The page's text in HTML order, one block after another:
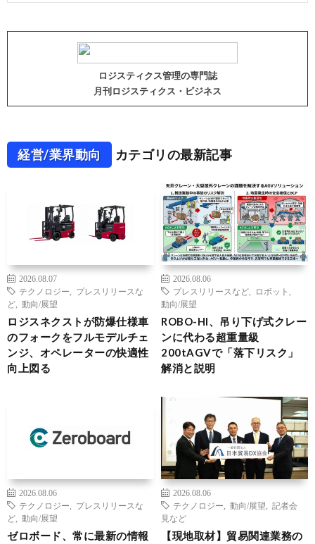
ロジスティクス管理の専門誌
月刊ロジスティクス・ビジネス
経営/業界動向 カテゴリの最新記事
2026.08.07
テクノロジー
プレスリリースな
ど
動向/展望
ロジスネクストが防爆仕様車
のフォークをフルモデルチェ
ンジ、オペレーターの快適性
向上図る
2026.08.06
プレスリリースなど
ロボット
動向/展望
ROBO-HI、吊り下げ式クレー
ンに代わる超重量級
200tAGVで「落下リスク」
解消と説明
2026.08.06
テクノロジー
プレスリリースな
ど
動向/展望
ゼロボード、常に最新の情報
2026.08.06
テクノロジー
動向/展望
記者会
見など
【現地取材】貿易関連業務の